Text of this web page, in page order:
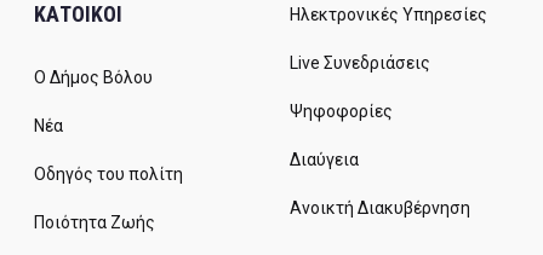
ΚΑΤΟΙΚΟΙ
Ο Δήμος Βόλου
Νέα
Οδηγός του πολίτη
Ποιότητα Ζωής
Ηλεκτρονικές Υπηρεσίες
Live Συνεδριάσεις
Ψηφοφορίες
Διαύγεια
Ανοικτή Διακυβέρνηση